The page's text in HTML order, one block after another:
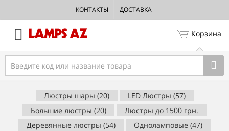
КОНТАКТЫ ДОСТАВКА
Корзина
Люстры шары (20)
LED Люстры (57)
Большие люстры (20)
Люстры до 1500 грн.
Деревянные люстры (54)
Одноламповые (47)